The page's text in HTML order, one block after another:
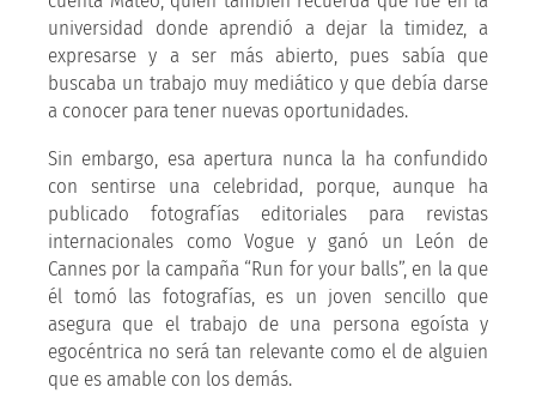
universidad donde aprendió a dejar la timidez, a
expresarse y a ser más abierto, pues sabía que
buscaba un trabajo muy mediático y que debía darse
a conocer para tener nuevas oportunidades.
Sin embargo, esa apertura nunca la ha confundido
con sentirse una celebridad, porque, aunque ha
publicado fotografías editoriales para revistas
internacionales como Vogue y ganó un León de
Cannes por la campaña “Run for your balls”, en la que
él tomó las fotografías, es un joven sencillo que
asegura que el trabajo de una persona egoísta y
egocéntrica no será tan relevante como el de alguien
que es amable con los demás.